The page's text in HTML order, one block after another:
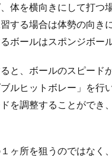
野球の練習メニュー【
人は多いです。...
少年野球の練習を見る
体を横向きにして打つ
する場合は体勢の向き
ボールはスポンジボー
と、ボールのスピード
ルヒットボレー」を
を調整することができ
ヶ所を狙うのではなく